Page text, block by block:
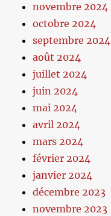
novembre 2024
octobre 2024
septembre 2024
août 2024
juillet 2024
juin 2024
mai 2024
avril 2024
mars 2024
février 2024
janvier 2024
décembre 2023
novembre 2023